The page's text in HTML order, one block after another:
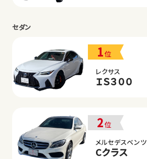
セダン
1位
レクサス
ＩＳ３００
2位
メルセデスベンツ
Cクラス